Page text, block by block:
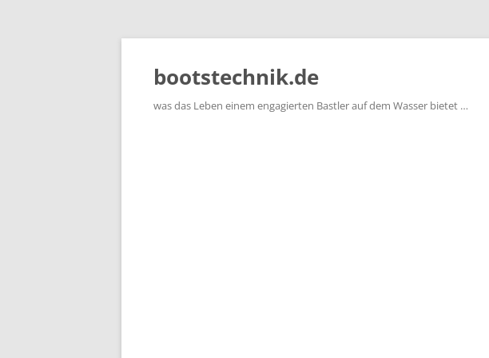
Zum
springen
bootstechnik.de
was das Leben einem engagierten Bastler auf dem Wasser bietet …